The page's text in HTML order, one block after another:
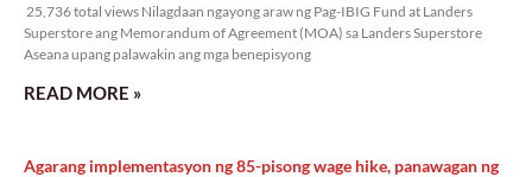
25,736 total views Nilagdaan ngayong araw ng Pag-IBIG Fund at Landers
Superstore ang Memorandum of Agreement (MOA) sa Landers Superstore
Aseana upang palawakin ang mga benepisyong
READ MORE »
Agarang implementasyon ng 85-pisong wage hike, panawagan ng